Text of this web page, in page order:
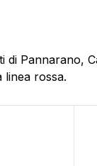
Pannarano,
linea rossa.